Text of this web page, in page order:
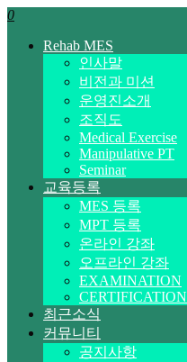
0
Rehab MES
인사말
비전과 미션
운영진소개
조직도
Medical Exercise
Manipulative PT
Seminar
교육등록
MES 등록
MPT 등록
온라인 강좌
오프라인 강좌
EXAMINATION
CERTIFICATION
최근소식
커뮤니티
공지사항